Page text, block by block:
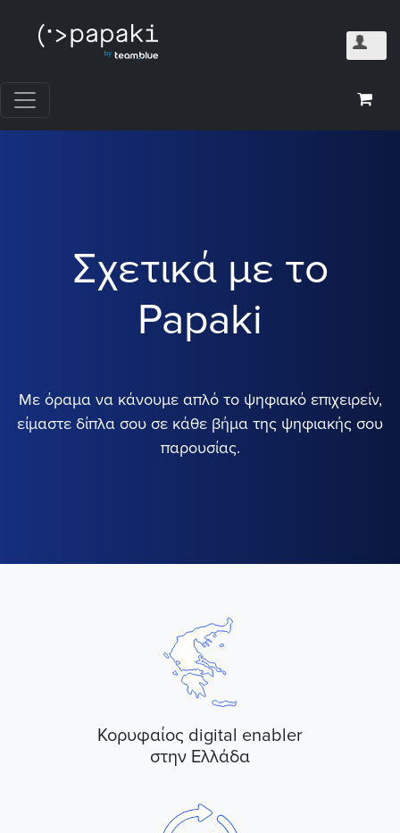
Σχετικά με το
Papaki
Με όραμα να κάνουμε απλό το ψηφιακό επιχειρείν,
είμαστε δίπλα σου σε κάθε βήμα της ψηφιακής σου
παρουσίας.
Κορυφαίος digital enabler
στην Ελλάδα